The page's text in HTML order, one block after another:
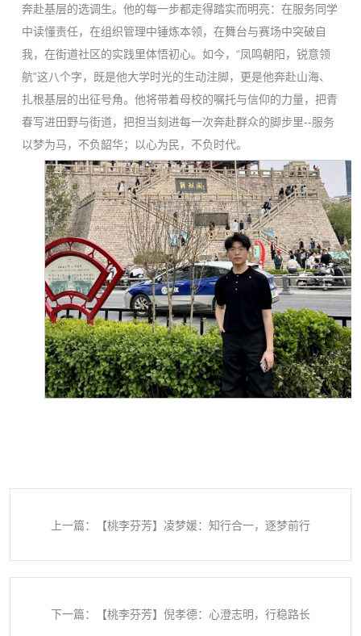
奔赴基层的选调生。他的每一步都走得踏实而明亮：在服务同学
中读懂责任，在组织管理中锤炼本领，在舞台与赛场中突破自
我，在街道社区的实践里体悟初心。如今，“凤鸣朝阳，锐意领
航”这八个字，既是他大学时光的生动注脚，更是他奔赴山海、
扎根基层的出征号角。他将带着母校的嘱托与信仰的力量，把青
春写进田野与街道，把担当刻进每一次奔赴群众的脚步里--服务
以梦为马，不负韶华；以心为民，不负时代。
上一篇：【桃李芬芳】凌梦媛：知行合一，逐梦前行
下一篇：【桃李芬芳】倪孝德：心澄志明，行稳路长